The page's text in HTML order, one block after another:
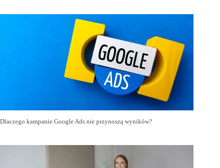
Dlaczego kampanie Google Ads nie przynoszą wyników?